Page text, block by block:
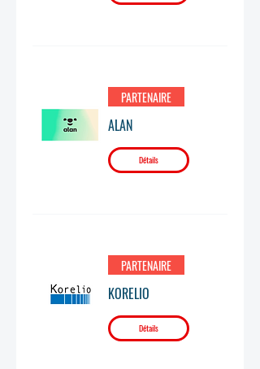
PARTENAIRE
ALAN
Détails
PARTENAIRE
KORELIO
Détails